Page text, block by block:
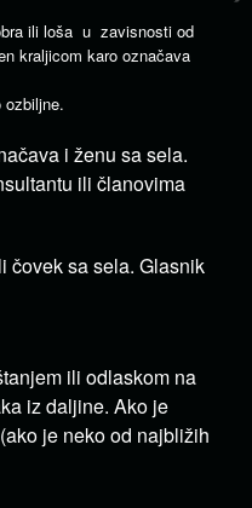
ili loša u zavisnosti od
kraljicom karo označava
ozbiljne.
i ženu sa sela.
ili članovima
čovek sa sela. Glasnik
ili odlaskom na
iz daljine. Ako je
je neko od najbližih